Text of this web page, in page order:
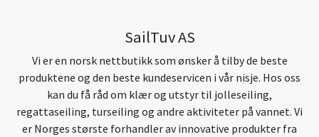
SailTuv AS
Vi er en norsk nettbutikk som ønsker å tilby de beste
produktene og den beste kundeservicen i vår nisje. Hos oss
kan du få råd om klær og utstyr til jolleseiling,
regattaseiling, turseiling og andre aktiviteter på vannet. Vi
er Norges største forhandler av innovative produkter fra